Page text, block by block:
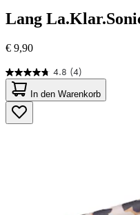
Lang
€ 9,90
4.8 (4)
4.8
von
5
Sternen.
4
In den Warenkorb